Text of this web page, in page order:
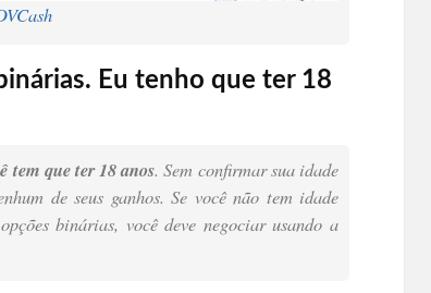
Eu tenho que ter 18
tem que ter 18 anos. Sem confirmar sua idade
de seus ganhos. Se você não tem idade
binárias, você deve negociar usando a